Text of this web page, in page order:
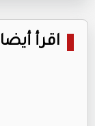
اقرأ أيضا